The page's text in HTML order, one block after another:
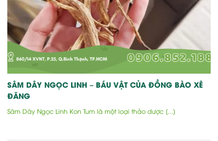
SÂM DÂY NGỌC LINH – BÁU VẬT CỦA ĐỒNG BÀO XÊ
ĐĂNG
Sâm Dây Ngọc Linh Kon Tum là một loại thảo dược [...]